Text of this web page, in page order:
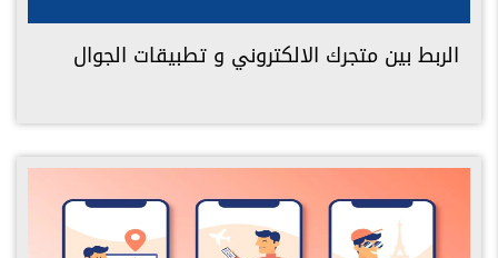
الربط بين متجرك الالكتروني و تطبيقات الجوال